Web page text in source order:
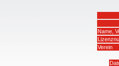
Name,
Verein